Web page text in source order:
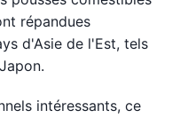
répandues
d'Asie de l'Est, tels
intéressants, ce